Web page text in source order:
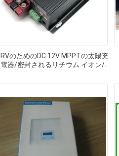
RVのためのDC 12V MPPTの太陽充
電器/密封されるリチウム イオン/ゲ